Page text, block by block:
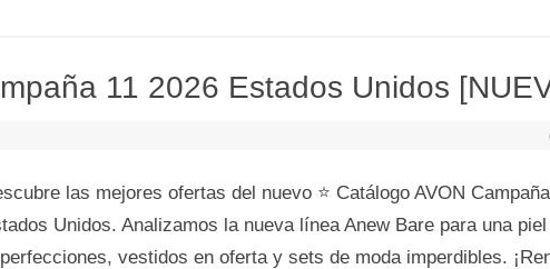
11 2026 Estados Unidos
las mejores ofertas del nuevo ⭐ Catálogo AVON
Unidos. Analizamos la nueva línea Anew Bare para una
vestidos en oferta y sets de moda imperdibles.